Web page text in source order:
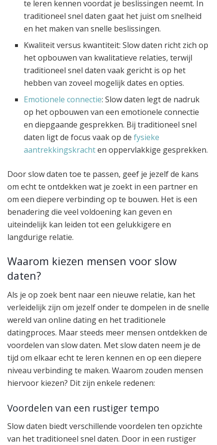
te leren kennen voordat je beslissingen neemt. In
traditioneel snel daten gaat het juist om snelheid
en het maken van snelle beslissingen.
Kwaliteit versus kwantiteit: Slow daten richt zich op
het opbouwen van kwalitatieve relaties, terwijl
traditioneel snel daten vaak gericht is op het
hebben van zoveel mogelijk dates en opties.
Emotionele connectie: Slow daten legt de nadruk
op het opbouwen van een emotionele connectie
en diepgaande gesprekken. Bij traditioneel snel
daten ligt de focus vaak op defysieke
aantrekkingskrachten oppervlakkige gesprekken.
Door slow daten toe te passen, geef je jezelf de kans
om echt te ontdekken wat je zoekt in een partner en
om een diepere verbinding op te bouwen. Het is een
benadering die veel voldoening kan geven en
uiteindelijk kan leiden tot een gelukkigere en
langdurige relatie.
Waarom kiezen mensen voor slow
daten?
Als je op zoek bent naar een nieuwe relatie, kan het
verleidelijk zijn om jezelf onder te dompelen in de snelle
wereld van online dating en het traditionele
datingproces. Maar steeds meer mensen ontdekken de
voordelen van slow daten. Met slow daten neem je de
tijd om elkaar echt te leren kennen en op een diepere
niveau verbinding te maken. Waarom zouden mensen
hiervoor kiezen? Dit zijn enkele redenen:
Voordelen van een rustiger tempo
Slow daten biedt verschillende voordelen ten opzichte
van het traditioneel snel daten. Door in een rustiger